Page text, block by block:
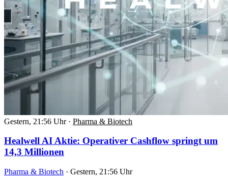
Gestern, 21:56 Uhr · Pharma & Biotech
Healwell AI Aktie: Operativer Cashflow springt um
14,3 Millionen
Pharma & Biotech · Gestern, 21:56 Uhr